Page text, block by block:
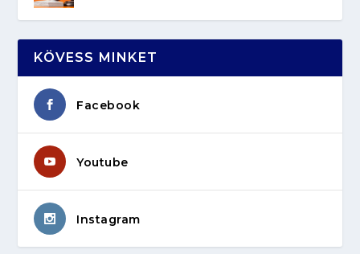
KÖVESS MINKET
Facebook
Youtube
Instagram